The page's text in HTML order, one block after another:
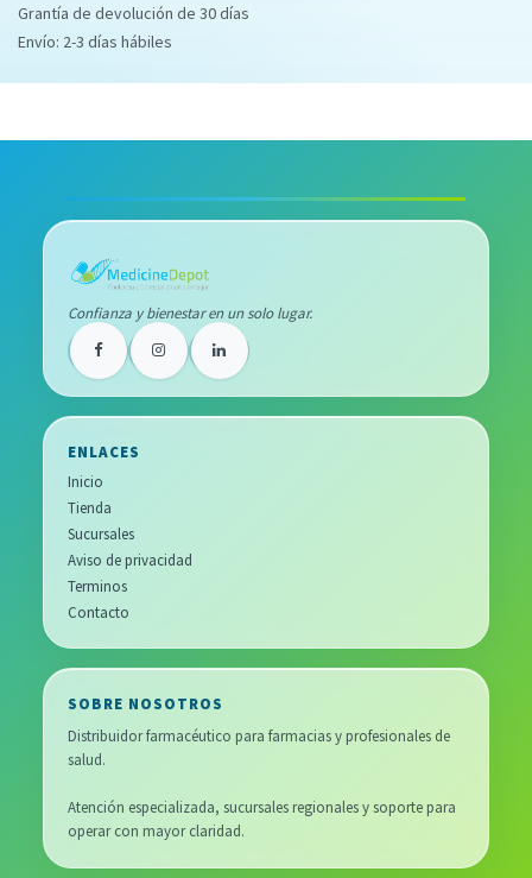
Grantía de devolución de 30 días
Envío: 2-3 días hábiles
Confianza y bienestar en un solo lugar.
ENLACES
Inicio
Tienda
Sucursales
Aviso de privacidad
Terminos
Contacto
SOBRE NOSOTROS
Distribuidor farmacéutico para farmacias y profesionales de
salud.
Atención especializada, sucursales regionales y soporte para
operar con mayor claridad.